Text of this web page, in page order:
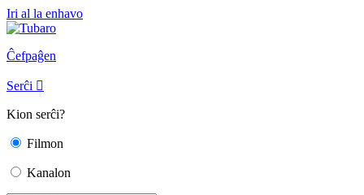
Iri al la enhavo
Ĉefpaĝen
Serĉi 
Kion serĉi?
Filmon
Kanalon